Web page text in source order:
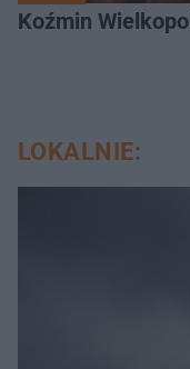
Koźmin
LOKALNIE: